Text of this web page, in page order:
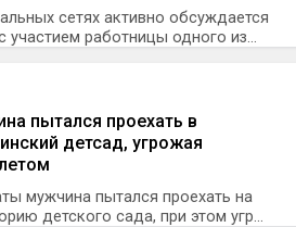
сетях активно обсуждается
участием работницы одного из...
пытался проехать в
детсад, угрожая
мужчина пытался проехать на
детского сада, при этом угр...